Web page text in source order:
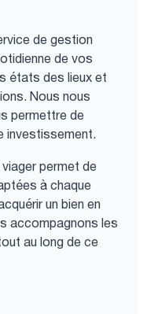
de gestion
de vos
états des lieux et
Nous nous
permettre de
investissement.
permet de
à chaque
un bien en
accompagnons les
au long de ce